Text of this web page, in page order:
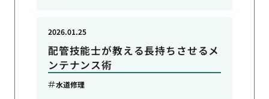
配管技能士が教える長持ちさせるメ
ンテナンス術
2026.01.25
水道修理